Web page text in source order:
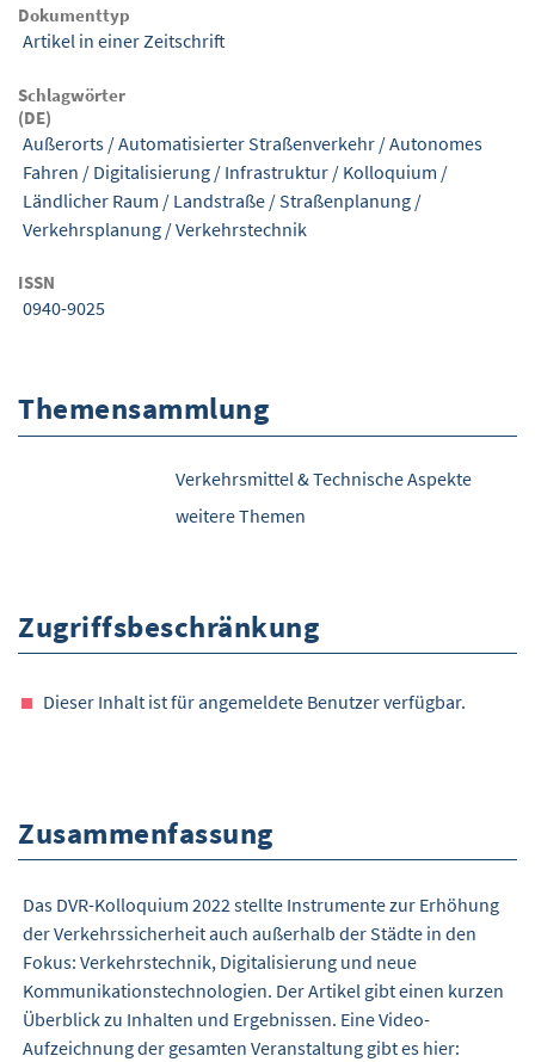
Dokumenttyp
Artikel in einer Zeitschrift
Schlagwörter
(DE)
Außerorts /Automatisierter Straßenverkehr /Autonomes
Fahren / Digitalisierung / Infrastruktur / Kolloquium /
Ländlicher Raum / Landstraße / Straßenplanung /
Verkehrsplanung /Verkehrstechnik
ISSN
0940-9025
Themensammlung
Verkehrsmittel & Technische Aspekte
weitere Themen
Zugriffsbeschränkung
Dieser Inhalt ist für angemeldete Benutzer verfügbar.
Zusammenfassung
Das DVR-Kolloquium 2022 stellte Instrumente zur Erhöhung
der Verkehrssicherheit auch außerhalb der Städte in den
Fokus: Verkehrstechnik, Digitalisierung und neue
Kommunikationstechnologien. Der Artikel gibt einen kurzen
Überblick zu Inhalten und Ergebnissen. Eine Video-
Aufzeichnung der gesamten Veranstaltung gibt es hier: